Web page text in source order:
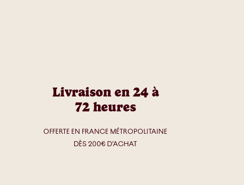
Livraison en 24 à
72 heures​
OFFERTE EN FRANCE MÉTROPOLITAINE
DÈS 200€ D’ACHAT